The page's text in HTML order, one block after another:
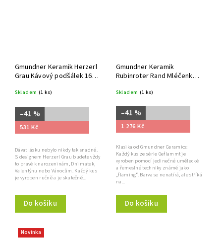
Gmundner Keramik Herzerl
Grau Kávový podšálek 16
Skladem (1 ks)
–41 %
531 Kč
Do košíku
Dávat lásku nebylo nikdy tak snadné.
S designem Herzerl Grau budete vždy
to pravé k narozeninám, Dni matek,
Valentýnu nebo Vánocům. Každý kus
je vyroben ručně a je skutečně...
Gmundner Keramik
Rubinroter Rand Mléčenka
Skladem (1 ks)
–41 %
1 276 Kč
Do košíku
Klasika od Gmundner Ceramics:
Každý kus ze série Geflammt je
vyroben pomocí jedinečné umělecké
a řemeslné techniky známé jako
„flaming“. Barva se nenatírá, ale stříká
na...
Novinka